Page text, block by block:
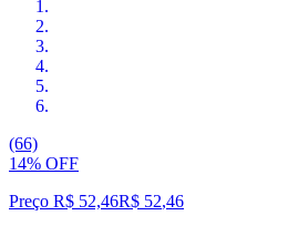
(66)
14% OFF
Preço R$ 52,46R$ 52,46